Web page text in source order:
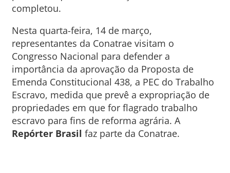
completou.
Nesta quarta-feira, 14 de março,
representantes da Conatrae visitam o
Congresso Nacional para defender a
importância da aprovação da Proposta de
Emenda Constitucional 438, a PEC do Trabalho
Escravo, medida que prevê a expropriação de
propriedades em que for flagrado trabalho
escravo para fins de reforma agrária. A
Repórter Brasil faz parte da Conatrae.